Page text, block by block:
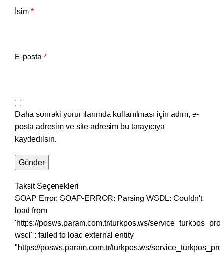
İsim *
E-posta *
Daha sonraki yorumlarımda kullanılması için adım, e-
posta adresim ve site adresim bu tarayıcıya
kaydedilsin.
Taksit Seçenekleri
SOAP Error: SOAP-ERROR: Parsing WSDL: Couldn't
load from
'https://posws.param.com.tr/turkpos.ws/
wsdl' : failed to load external entity
"https://posws.param.com.tr/turkpos.ws/